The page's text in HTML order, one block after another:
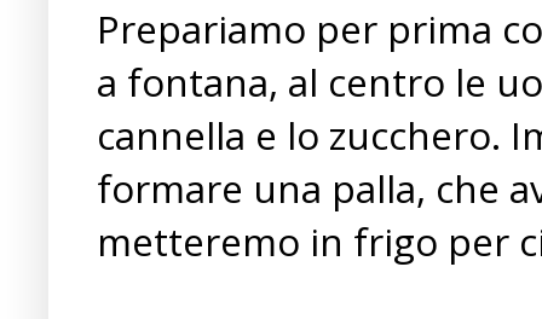
Prepariamo per prima
a fontana, al centro le
cannella e lo zucchero.
formare una palla, che
metteremo in frigo per